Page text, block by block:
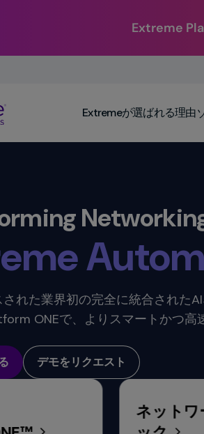
Extreme
arrow
enter,
escape,
spacebar
commands.
keys
can
navigate
items
Extremeが選ばれる理由
Value. ​
れた業界初の完全に統合されたAI
ONEで、よりスマートかつ高
デモをリクエスト
ネット